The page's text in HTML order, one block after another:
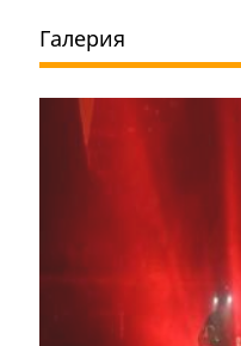
Галерия